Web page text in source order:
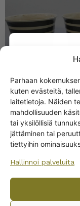
Parhaan
kuten evästeitä,
laitetietoja. Näiden
mahdollisuuden
tai yksilöllisiä
jättäminen tai
tiettyihin
Hallinnoi palveluita
By subscribing to the